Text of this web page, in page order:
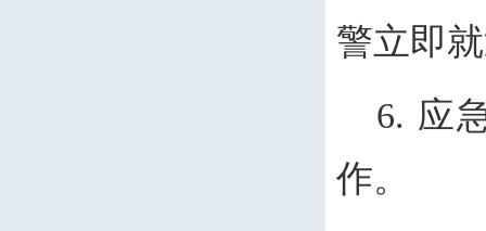
警立即
6. 应
作。